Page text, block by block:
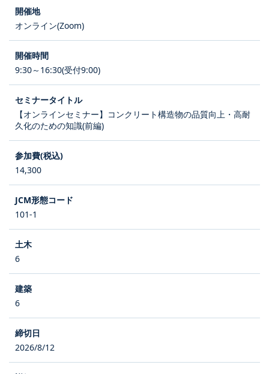
オンライン(Zoom)
9:30～16:30(受付9:00)
【オンラインセミナー】コンクリート構造物の品質向上・高耐
久化のための知識(前編)
14,300
101-1
6
6
2026/8/12